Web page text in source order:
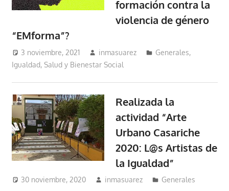
formación contra la
violencia de género
“EMforma”?
3 noviembre, 2021 inmasuarez Generales,
Igualdad, Salud y Bienestar Social
Realizada la
actividad “Arte
Urbano Casariche
2020: L@s Artistas de
la Igualdad”
30 noviembre, 2020 inmasuarez Generales